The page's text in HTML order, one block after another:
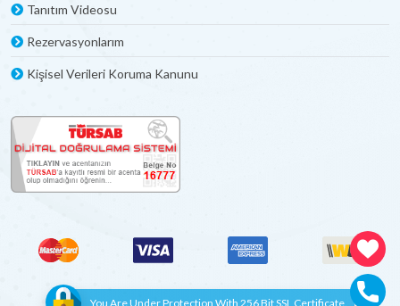
Tanıtım Videosu
Rezervasyonlarım
Kişisel Verileri Koruma Kanunu
You Are Under Protection With 256 Bit SSL Certificate.